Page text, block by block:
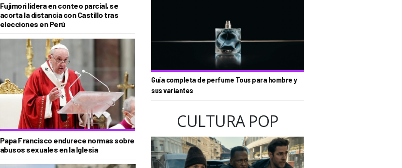
Fujimori lidera en conteo parcial, se
acorta la distancia con Castillo tras
elecciones en Perú
Papa Francisco endurece normas sobre
abusos sexuales en la Iglesia
Guía completa de perfume Tous para hombre y
sus variantes
CULTURA POP